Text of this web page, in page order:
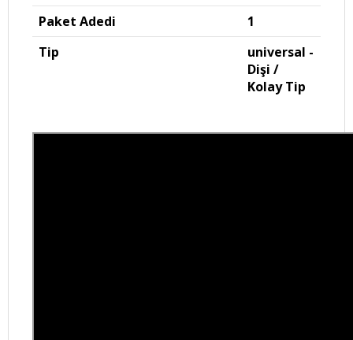
Paket Adedi
1
Tip
universal -
Dişi /
Kolay Tip